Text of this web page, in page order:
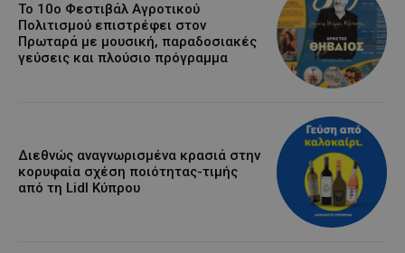
Το 10ο Φεστιβάλ Αγροτικού
Πολιτισμού επιστρέφει στον
Πρωταρά με μουσική, παραδοσιακές
γεύσεις και πλούσιο πρόγραμμα
Διεθνώς αναγνωρισμένα κρασιά στην
κορυφαία σχέση ποιότητας-τιμής
από τη Lidl Κύπρου